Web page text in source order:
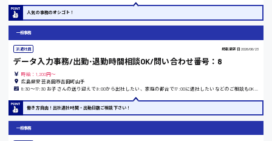
熊本県
時給1300円〜
人気の事務のオシゴト！
一般事務
派遣社員 掲載更新日 2026/06/23
データ入力事務/出勤･退勤時間相談OK/問い合わせ番号：8
時給：1,200円～
広島県安芸高田市吉田町山手
働き方自由！出社退社時間・出勤日数ご相談下さい！
一般事務